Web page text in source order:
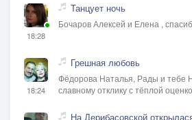
18:28
Танцует ночь
Бочаров Алексей и Елена ,
18:24
Грешная любовь
Фёдорова Наталья, Рады и тебе
славному отклику с тёплой
На Дерибасовской